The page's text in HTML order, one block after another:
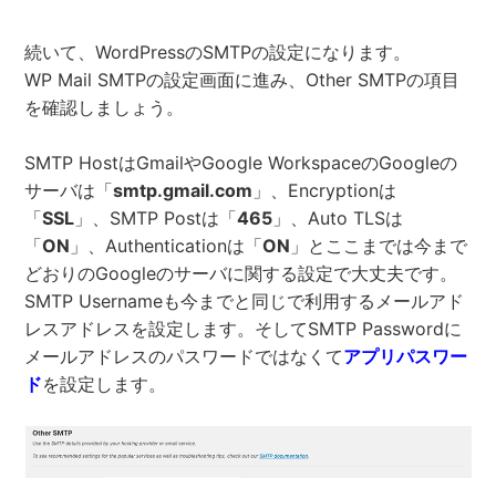
続いて、WordPressのSMTPの設定になります。
WP Mail SMTPの設定画面に進み、Other SMTPの項目
を確認しましょう。
SMTP HostはGmailやGoogle WorkspaceのGoogleの
サーバは「smtp.gmail.com 」、Encryptionは
「SSL 」、SMTP Postは「465 」、Auto TLSは
「ON 」、Authenticationは「ON 」とここまでは今まで
どおりのGoogleのサーバに関する設定で大丈夫です。
SMTP Usernameも今までと同じで利用するメールアド
レスアドレスを設定します。そしてSMTP Passwordに
メールアドレスのパスワードではなくてアプリパスワー
ドを設定します。